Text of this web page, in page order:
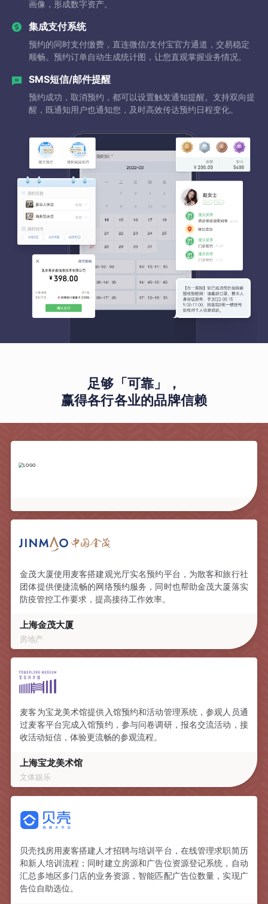
画像，形成数字资产。
集成支付系统
预约的同时支付缴费，直连微信/支付宝官方通道，交易稳定
顺畅。预约订单自动生成统计图，让您直观掌握业务情况。
SMS短信/邮件提醒
预约成功，取消预约，都可以设置触发通知提醒。支持双向提
醒，既通知用户也通知您，及时高效传达预约日程变化。
足够「可靠」，
赢得各行各业的品牌信赖
金茂大厦使用麦客搭建观光厅实名预约平台，为散客和旅行社
团体提供便捷流畅的网络预约服务，同时也帮助金茂大厦落实
防疫管控工作要求，提高接待工作效率。
上海金茂大厦
房地产
麦客为宝龙美术馆提供入馆预约和活动管理系统，参观人员通
过麦客平台完成入馆预约，参与问卷调研，报名交流活动，接
收活动短信，体验更流畅的参观流程。
上海宝龙美术馆
文体娱乐
贝壳找房用麦客搭建人才招聘与培训平台，在线管理求职简历
和新人培训流程；同时建立房源和广告位资源登记系统，自动
汇总多地区多门店的业务资源，智能匹配广告位数量，实现广
告位自助选位。